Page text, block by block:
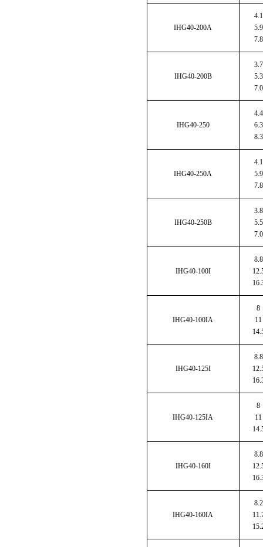
IHG40-200A
4.1
5.9
7.8
IHG40-200B
3.7
5.3
7.0
IHG40-250
4.4
6.3
8.3
IHG40-250A
4.1
5.9
7.8
IHG40-250B
3.8
5.5
7.0
IHG40-100I
8.8
IHG40-100IA
8
11
IHG40-125I
8.8
IHG40-125IA
8
11
IHG40-160I
8.8
IHG40-160IA
8.2